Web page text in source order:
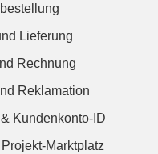
Lieferung
Rechnung
Reklamation
Kundenkonto-ID
Marktplatz